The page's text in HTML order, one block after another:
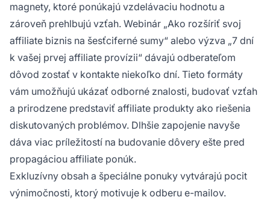
magnety, ktoré ponúkajú vzdelávaciu hodnotu a
zároveň prehlbujú vzťah. Webinár „Ako rozšíriť svoj
affiliate biznis na šesťciferné sumy“ alebo výzva „7 dní
k vašej prvej affiliate provízii“ dávajú odberateľom
dôvod zostať v kontakte niekoľko dní. Tieto formáty
vám umožňujú ukázať odborné znalosti, budovať vzťah
a prirodzene predstaviť affiliate produkty ako riešenia
diskutovaných problémov. Dlhšie zapojenie navyše
dáva viac príležitostí na budovanie dôvery ešte pred
propagáciou affiliate ponúk.
Exkluzívny obsah a špeciálne ponuky vytvárajú pocit
výnimočnosti, ktorý motivuje k odberu e-mailov.